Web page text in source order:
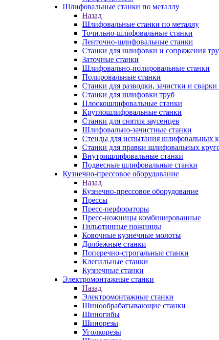
Шлифовальные станки по металлу
Назад
Шлифовальные станки по металлу
Точильно-шлифовальные станки
Ленточно-шлифовальные станки
Станки для шлифовки и сопряжения
Заточные станки
Шлифовально-полировальные станки
Полировальные станки
Станки для разводки, зачистки и сварки
Станки для шлифовки труб
Плоскошлифовальные станки
Круглошлифовальные станки
Станки для снятия заусенцев
Шлифовально-зачистные станки
Стенды для испытания шлифовальных
Станки для правки шлифовальных
Внутришлифовальные станки
Подвесные шлифовальные станки
Кузнечно-прессовое оборудование
Назад
Кузнечно-прессовое оборудование
Прессы
Пресс-перфораторы
Пресс-ножницы комбинированные
Гильотинные ножницы
Ковочные кузнечные молоты
Долбежные станки
Поперечно-строгальные станки
Клепальные станки
Кузнечные станки
Электромонтажные станки
Назад
Электромонтажные станки
Шинообрабатывающие станки
Шиногибы
Шинорезы
Уголкорезы